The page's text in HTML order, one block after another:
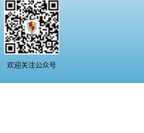
欢迎关注公众号